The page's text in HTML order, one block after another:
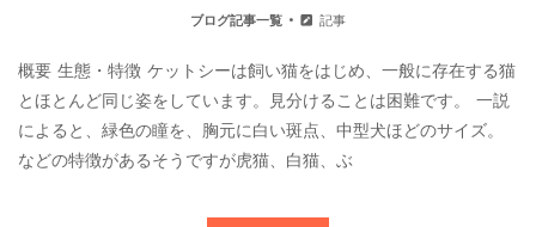
ブログ記事一覧 記事
概要 生態・特徴 ケットシーは飼い猫をはじめ、一般に存在する猫
とほとんど同じ姿をしています。見分けることは困難です。 一説
によると、緑色の瞳を、胸元に白い斑点、中型犬ほどのサイズ。
などの特徴があるそうですが虎猫、白猫、ぶ